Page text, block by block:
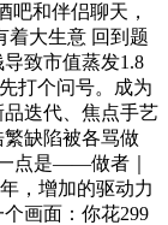
吧和伴侣聊天，
着大生意 回到题
致市值蒸发1.8
打个问号。成为
迭代、焦点手艺
缺陷被各骂做
点是——做者｜
，增加的驱动力
画面：你花299